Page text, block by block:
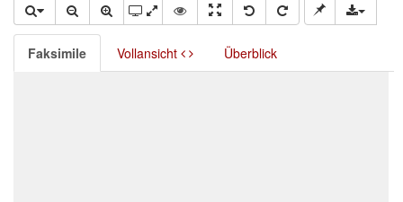
Faksimile Vollansicht Überblick